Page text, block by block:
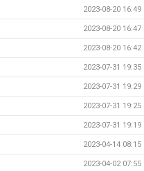
2023-08-20 16:49
2023-08-20 16:47
2023-08-20 16:42
2023-07-31 19:35
2023-07-31 19:29
2023-07-31 19:25
2023-07-31 19:19
2023-04-14 08:15
2023-04-02 07:55